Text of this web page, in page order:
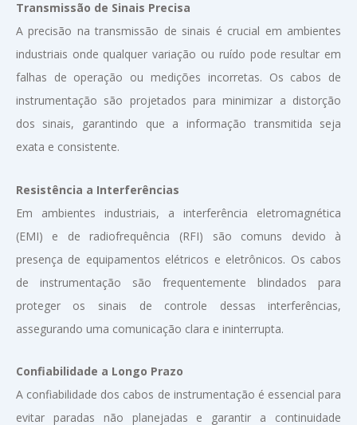
Transmissão de Sinais Precisa
A precisão na transmissão de sinais é crucial em ambientes
industriais onde qualquer variação ou ruído pode resultar em
falhas de operação ou medições incorretas. Os cabos de
instrumentação são projetados para minimizar a distorção
dos sinais, garantindo que a informação transmitida seja
exata e consistente.
Resistência a Interferências
Em ambientes industriais, a interferência eletromagnética
(EMI) e de radiofrequência (RFI) são comuns devido à
presença de equipamentos elétricos e eletrônicos. Os cabos
de instrumentação são frequentemente blindados para
proteger os sinais de controle dessas interferências,
assegurando uma comunicação clara e ininterrupta.
Confiabilidade a Longo Prazo
A confiabilidade dos cabos de instrumentação é essencial para
evitar paradas não planejadas e garantir a continuidade